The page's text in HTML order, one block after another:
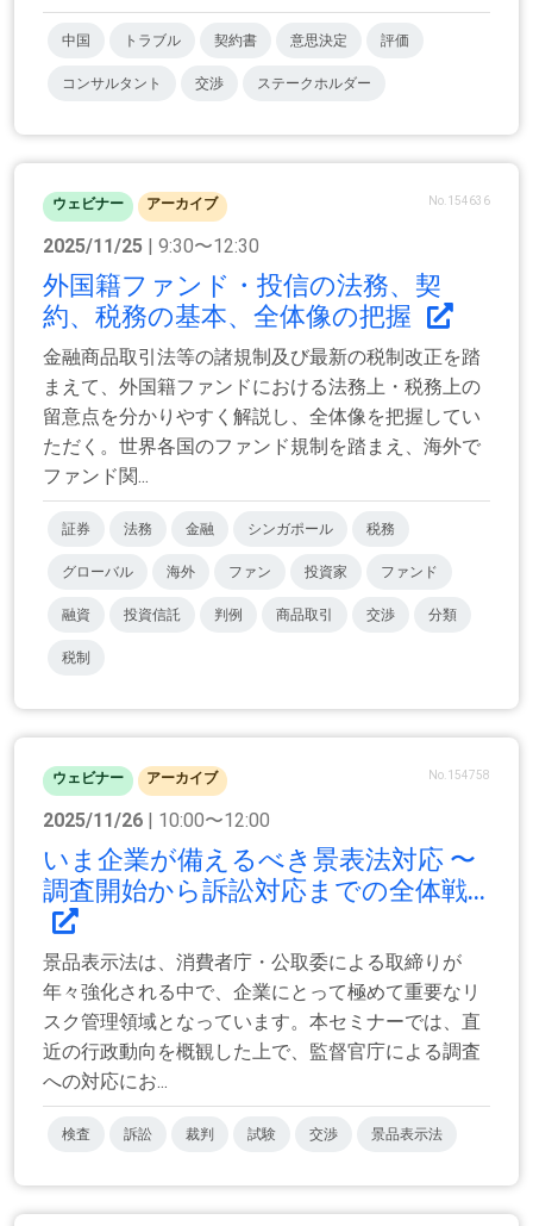
中国 トラブル 契約書 意思決定 評価
コンサルタント 交渉 ステークホルダー
ウェビナー アーカイブ No.154636
2025/11/25 | 9:30〜12:30
外国籍ファンド・投信の法務、契
約、税務の基本、全体像の把握
金融商品取引法等の諸規制及び最新の税制改正を踏
まえて、外国籍ファンドにおける法務上・税務上の
留意点を分かりやすく解説し、全体像を把握してい
ただく。世界各国のファンド規制を踏まえ、海外で
ファンド関...
証券 法務 金融 シンガポール 税務
グローバル 海外 ファン 投資家 ファンド
融資 投資信託 判例 商品取引 交渉 分類
税制
ウェビナー アーカイブ No.154758
2025/11/26 | 10:00〜12:00
いま企業が備えるべき景表法対応 〜
調査開始から訴訟対応までの全体戦...
景品表示法は、消費者庁・公取委による取締りが
年々強化される中で、企業にとって極めて重要なリ
スク管理領域となっています。本セミナーでは、直
近の行政動向を概観した上で、監督官庁による調査
への対応にお...
検査 訴訟 裁判 試験 交渉 景品表示法